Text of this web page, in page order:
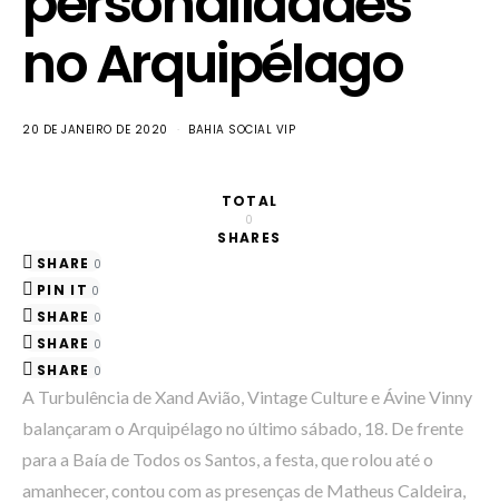
no Arquipélago
20 DE JANEIRO DE 2020 BAHIA SOCIAL VIP
TOTAL
0
SHARES
SHARE 0
PIN IT 0
SHARE 0
SHARE 0
SHARE 0
A Turbulência de Xand Avião, Vintage Culture e Ávine Vinny
balançaram o Arquipélago no último sábado, 18. De frente
para a Baía de Todos os Santos, a festa, que rolou até o
amanhecer, contou com as presenças de Matheus Caldeira,